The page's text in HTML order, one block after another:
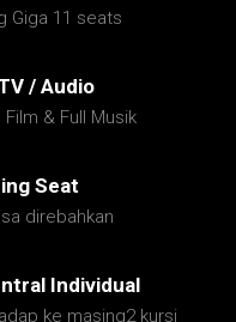
Giga 11 seats
/ Audio
& Full Musik
Seat
direbahkan
Individual
ke masing2 kursi